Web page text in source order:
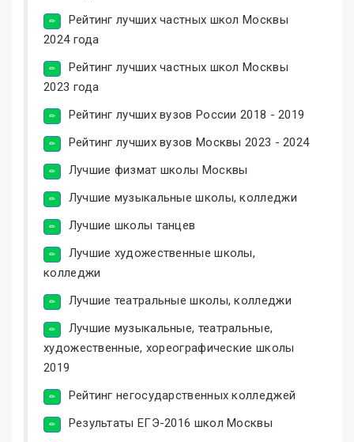
Рейтинг лучших частных школ Москвы
2024 года
Рейтинг лучших частных школ Москвы
2023 года
Рейтинг лучших вузов России 2018 - 2019
Рейтинг лучших вузов Москвы 2023 - 2024
Лучшие физмат школы Москвы
Лучшие музыкальные школы, колледжи
Лучшие школы танцев
Лучшие художественные школы,
колледжи
Лучшие театральные школы, колледжи
Лучшие музыкальные, театральные,
художественные, хореографические школы
2019
Рейтинг негосударственных колледжей
Результаты ЕГЭ-2016 школ Москвы